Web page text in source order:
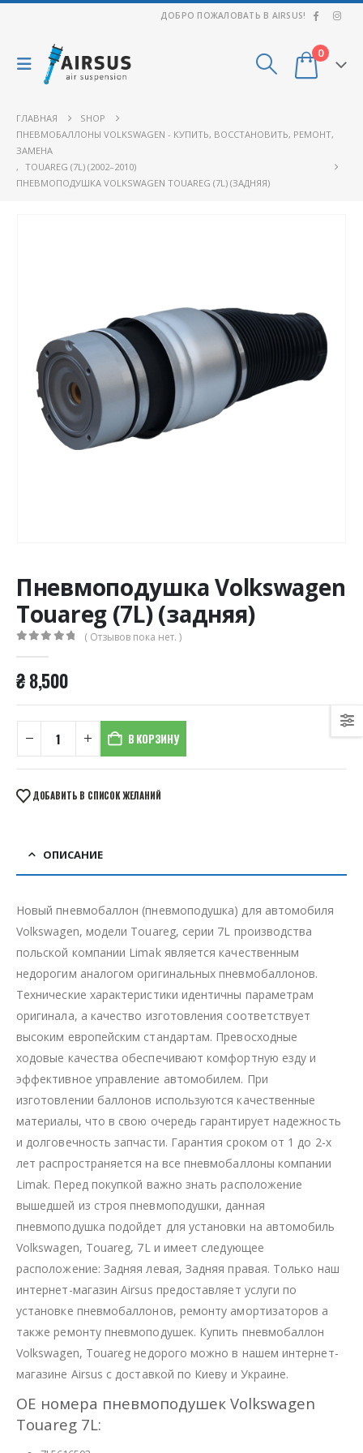
ДОБРО ПОЖАЛОВАТЬ В AIRSUS!
0
ГЛАВНАЯ
SHOP
ПНЕВМОБАЛЛОНЫ VOLKSWAGEN - КУПИТЬ, ВОССТАНОВИТЬ, РЕМОНТ,
ЗАМЕНА
, TOUAREG (7L) (2002–2010)
ПНЕВМОПОДУШКА VOLKSWAGEN TOUAREG (7L) (ЗАДНЯЯ)
Пневмоподушка Volkswagen
Touareg (7L) (задняя)
( Отзывов пока нет. )
₴8,500
В КОРЗИНУ
ДОБАВИТЬ В СПИСОК ЖЕЛАНИЙ
ОПИСАНИЕ
Новый пневмобаллон (пневмоподушка) для автомобиля
Volkswagen, модели Touareg, серии 7L производства
польской компании Limak является качественным
недорогим аналогом оригинальных пневмобаллонов.
Технические характеристики идентичны параметрам
оригинала, а качество изготовления соответствует
высоким европейским стандартам. Превосходные
ходовые качества обеспечивают комфортную езду и
эффективное управление автомобилем. При
изготовлении баллонов используются качественные
материалы, что в свою очередь гарантирует надежность
и долговечность запчасти. Гарантия сроком от 1 до 2-х
лет распространяется на все пневмобаллоны компании
Limak. Перед покупкой важно знать расположение
вышедшей из строя пневмоподушки, данная
пневмоподушка подойдет для установки на автомобиль
Volkswagen, Touareg, 7L и имеет следующее
расположение: Задняя левая, Задняя правая. Только наш
интернет-магазин Airsus предоставляет услуги по
установке пневмобаллонов, ремонту амортизаторов а
также ремонту пневмоподушек. Купить пневмобаллон
Volkswagen, Touareg недорого можно в нашем интернет-
магазине Airsus с доставкой по Киеву и Украине.
OE номера пневмоподушек Volkswagen
Touareg 7L: